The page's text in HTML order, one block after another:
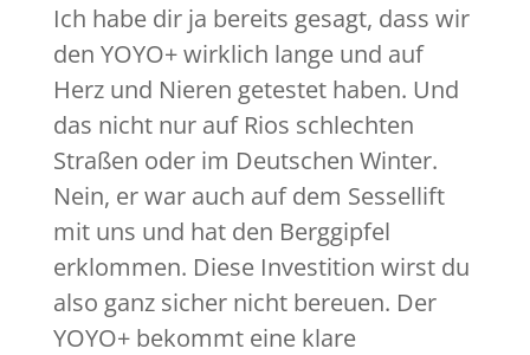
Ich habe dir ja bereits gesagt, dass wir
den YOYO+ wirklich lange und auf
Herz und Nieren getestet haben. Und
das nicht nur auf Rios schlechten
Straßen oder im Deutschen Winter.
Nein, er war auch auf dem Sessellift
mit uns und hat den Berggipfel
erklommen. Diese Investition wirst du
also ganz sicher nicht bereuen. Der
YOYO+ bekommt eine klare